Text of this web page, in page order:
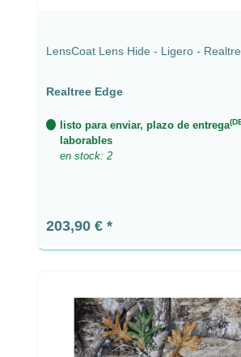
LensCoat Lens Hide - Ligero -
Realtree Edge
listo para enviar, plazo de entrega
laborables
en stock: 2
Precio normal:
203,90 €